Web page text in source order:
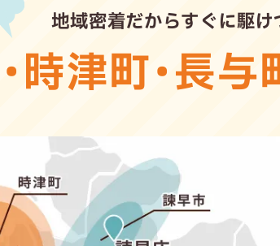
地域密着だからすぐに駆
時津町・長与